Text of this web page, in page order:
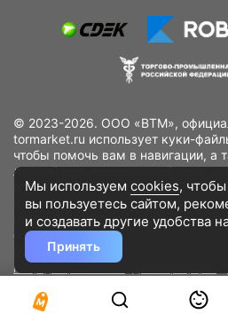
© 2023-2026. ООО «ВТМ»,
tormarket.ru использует куки-
чтобы помочь вам в навигации, а
лучший пользовательский опыт,
использование наших продуктов
качество рекламных и
Вы не хотите, чтобы Ваши
обрабатывались, пожалуйста,
в своём браузере.
конфиденциальности
Разработано DST Global
Мы используем cookies,
вы пользуетесь сайтом,
и создавать другие удобства
Принять